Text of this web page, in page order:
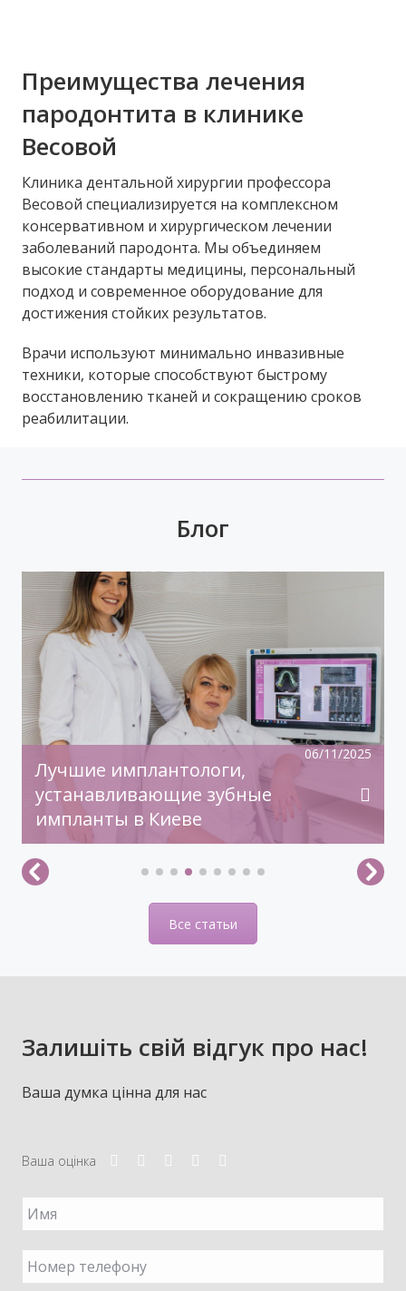
Преимущества лечения
пародонтита в клинике
Весовой
Клиника дентальной хирургии профессора
Весовой специализируется на комплексном
консервативном и хирургическом лечении
заболеваний пародонта. Мы объединяем
высокие стандарты медицины, персональный
подход и современное оборудование для
достижения стойких результатов.
Врачи используют минимально инвазивные
техники, которые способствуют быстрому
восстановлению тканей и сокращению сроков
реабилитации.
Блог
06/11/2025
Лучшие имплантологи,
устанавливающие зубные
импланты в Киеве
Время задуматься о волшебном платье,
прическе, макияже. Позаботьтесь о вашей
улыбке, которая придаст вашему образу
чувство комфорта и уверенности!
Все статьи
Залишіть свій відгук про нас!
Ваша думка цінна для нас
Ваша оцінка